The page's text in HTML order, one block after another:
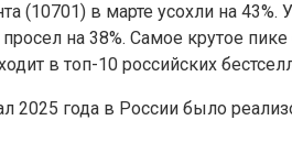
(10701) в марте усохли на
на 38%. Самое крутое
в топ-10 российских
2025 года в России было